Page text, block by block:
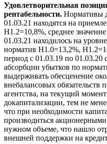
Удовлетворительная
рентабельности. Нормативы
01.03.21 находятся на
Н1.2=10,8%, среднее
01.03.21 находилось на
норматив Н1.0=13,2%,
период с 01.03.19 по 01.03.20
абсорбции убытков по
выдерживать обесценение
внебалансовых
агентства, на текущий
докапитализации, тем не
что при необходимости
производиться
нужном объеме, что нашло
внешней поддержки на